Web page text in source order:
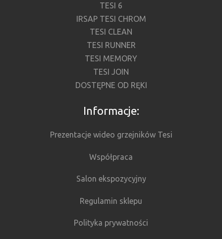
TESI 6
IRSAP TESI CHROM
TESI CLEAN
TESI RUNNER
TESI MEMORY
TESI JOIN
DOSTĘPNE OD RĘKI
Informacje:
Prezentacje wideo grzejników Tesi
Współpraca
Salon ekspozycyjny
Regulamin sklepu
Polityka prywatności